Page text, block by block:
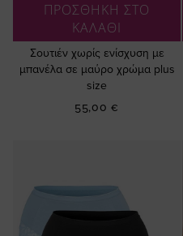
ΠΡΟΣΘΗΚΗ ΣΤΟ
ΚΑΛΑΘΙ
Σουτιέν χωρίς ενίσχυση με
μπανέλα σε μαύρο χρώμα plus
size
55,00 €